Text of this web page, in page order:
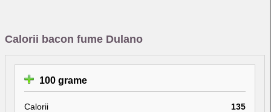
Calorii bacon fume Dulano
100 grame
Calorii
135